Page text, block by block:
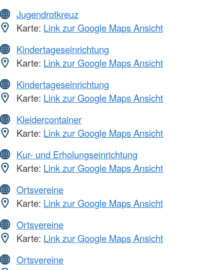
Jugendrotkreuz
Karte: Link zur Google Maps Ansicht
Kindertageseinrichtung
Karte: Link zur Google Maps Ansicht
Kindertageseinrichtung
Karte: Link zur Google Maps Ansicht
Kleidercontainer
Karte: Link zur Google Maps Ansicht
Kur- und Erholungseinrichtung
Karte: Link zur Google Maps Ansicht
Ortsvereine
Karte: Link zur Google Maps Ansicht
Ortsvereine
Karte: Link zur Google Maps Ansicht
Ortsvereine